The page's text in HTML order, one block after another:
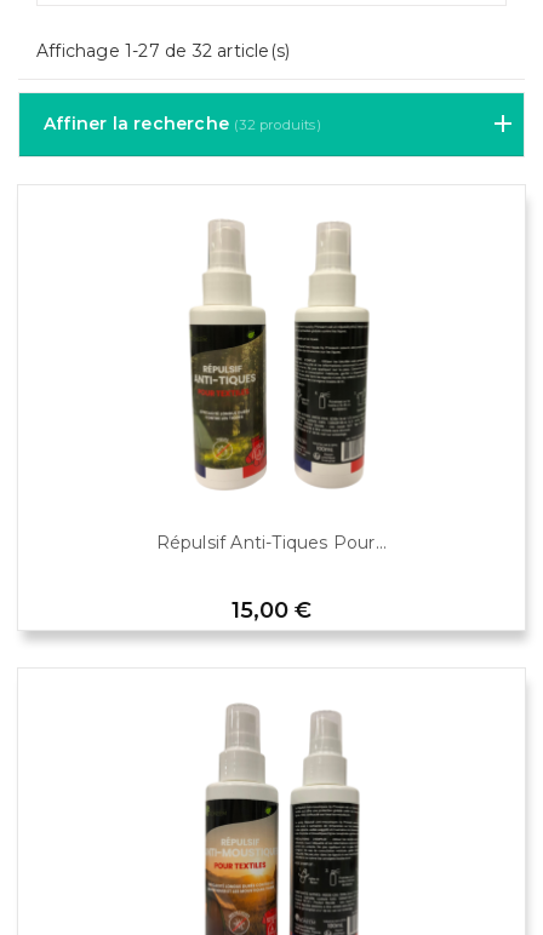
Affichage 1-27 de 32 article(s)
Affiner la recherche (32 produits)
Répulsif Anti-Tiques Pour...
Prix
15,00 €